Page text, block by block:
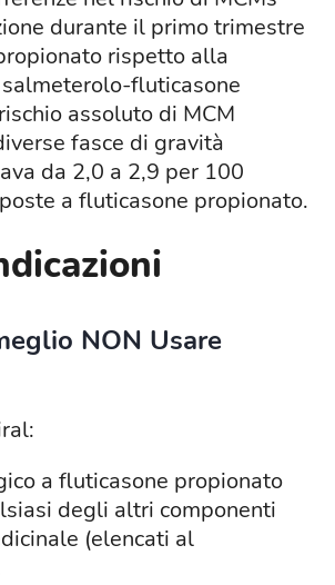
durante il primo trimestre
rispetto alla
fluticasone
assoluto di MCM
fasce di gravità
da 2,0 a 2,9 per 100
a fluticasone propionato.
NON Usare
a fluticasone propionato
degli altri componenti
(elencati al